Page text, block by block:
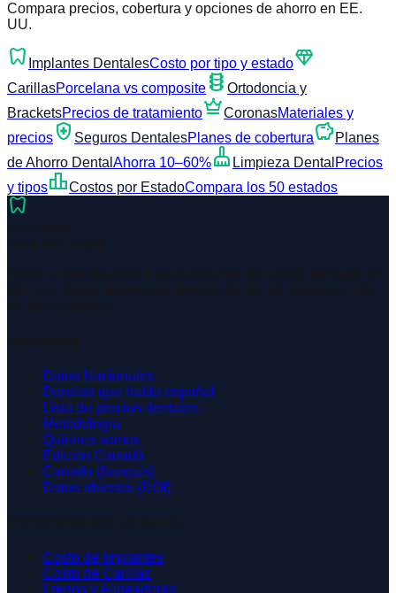
Compara precios, cobertura y opciones de ahorro en EE.
UU.
dentistry Implantes DentalesCosto por tipo y estadodiamond
CarillasPorcelana vs composite orthopedics Ortodoncia y
BracketsPrecios de tratamientocrownCoronasMateriales y
precios health_and_safety Seguros DentalesPlanes de coberturasavings Planes
de Ahorro Dental Ahorra 10–60%cleaning_services Limpieza Dental Precios
y tiposleaderboardCostos por EstadoCompara los 50 estados
dentistry
Datos Nacionales
Dentista que habla español
Lista de precios dentales
Metodología
Quiénes somos
Edición Canadá
Canada (français)
Datos abiertos (DOI)
Costo de Implantes
Costo de Carillas
Frenos y Alineadores